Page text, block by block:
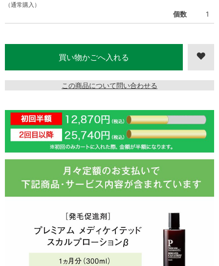
（通常購入）
個数 1
この商品について問い合わせる